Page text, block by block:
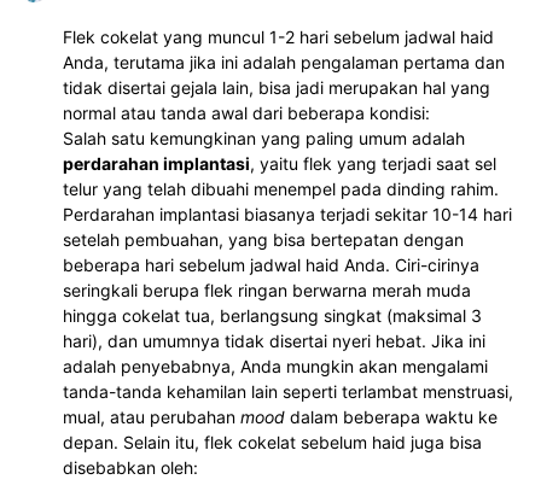
Flek cokelat yang muncul 1-2 hari sebelum jadwal haid
Anda, terutama jika ini adalah pengalaman pertama dan
tidak disertai gejala lain, bisa jadi merupakan hal yang
normal atau tanda awal dari beberapa kondisi:
Salah satu kemungkinan yang paling umum adalah
perdarahan implantasi, yaitu flek yang terjadi saat sel
telur yang telah dibuahi menempel pada dinding rahim.
Perdarahan implantasi biasanya terjadi sekitar 10-14 hari
setelah pembuahan, yang bisa bertepatan dengan
beberapa hari sebelum jadwal haid Anda. Ciri-cirinya
seringkali berupa flek ringan berwarna merah muda
hingga cokelat tua, berlangsung singkat (maksimal 3
hari), dan umumnya tidak disertai nyeri hebat. Jika ini
adalah penyebabnya, Anda mungkin akan mengalami
tanda-tanda kehamilan lain seperti terlambat menstruasi,
mual, atau perubahan mood dalam beberapa waktu ke
depan. Selain itu, flek cokelat sebelum haid juga bisa
disebabkan oleh: